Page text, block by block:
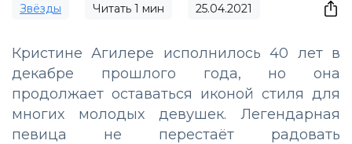
Звёзды Читать 1 мин 25.04.2021
Кристине Агилере исполнилось 40 лет в
декабре прошлого года, но она
продолжает оставаться иконой стиля для
многих молодых девушек. Легендарная
певица не перестаёт радовать